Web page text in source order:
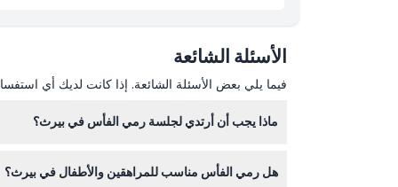
ما يجب معرفته
الموقع
كيفية الوصول إلى هناك
الأسئلة الشائعة
فيما يلي بعض الأسئلة الشائعة. إذا كانت لديك أي
ماذا يجب أن أرتدي لجلسة رمي الفأس في بيرث؟
هل رمي الفأس مناسب للمراهقين والأطفال في بيرث؟